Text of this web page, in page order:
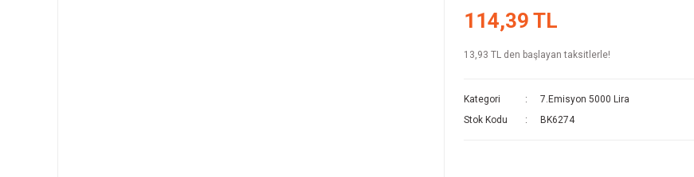
114,39 TL
13,93 TL den başlayan taksitlerle!
Kategori
7.Emisyon 5000 Lira
Stok Kodu
BK6274